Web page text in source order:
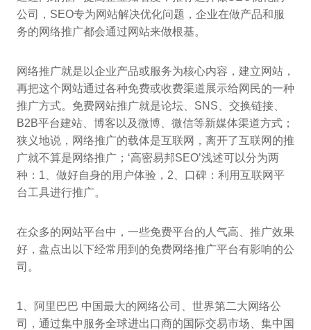
公司，SEO专为网站解决优化问题，企业在做产品和服
务的网络推广都会通过网站来做根基。
网络推广就是以企业产品或服务为核心内容，建立网站，
再把这个网站通过各种免费或收费渠道展示给网民的一种
推广方式。免费网站推广就是论坛、SNS、交换链接、
B2B平台建站、博客以及微博、微信等新媒体渠道方式；
狭义地说，网络推广的载体是互联网，离开了互联网的推
广就不算是网络推广；‘高密易邦SEO’浅述可以分为两
种：1、做好自身的用户体验，2、口碑：利用互联网平
台工具进行推广。
在众多的网站平台中，一些免费平台的人气高、推广效果
好，盘点出以下经常用到的免费网络推广平台有影响的公
司。
1、阿里巴巴 中国最大的网络公司、世界第二大网络公
司，通过集中服务全球进出口商的国际交易市场、集中国